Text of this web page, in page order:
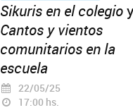
Sikuris en el colegio
Cantos y vientos
comunitarios en la
escuela
22/05/25
17:00 hs.